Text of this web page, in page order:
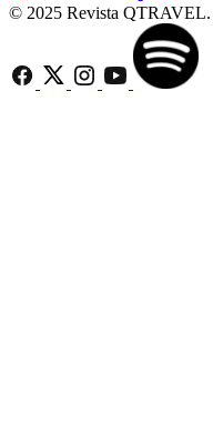
© 2025 Revista QTRAVEL.